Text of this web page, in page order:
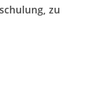
zu